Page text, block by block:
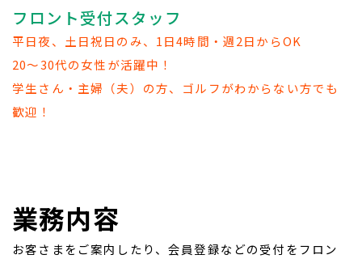
フロント受付スタッフ
平日夜、土日祝日のみ、1日4時間・週2日からOK
20～30代の女性が活躍中！
学生さん・主婦（夫）の方、ゴルフがわからない方でも
歓迎！
業務内容
お客さまをご案内したり、会員登録などの受付をフロン